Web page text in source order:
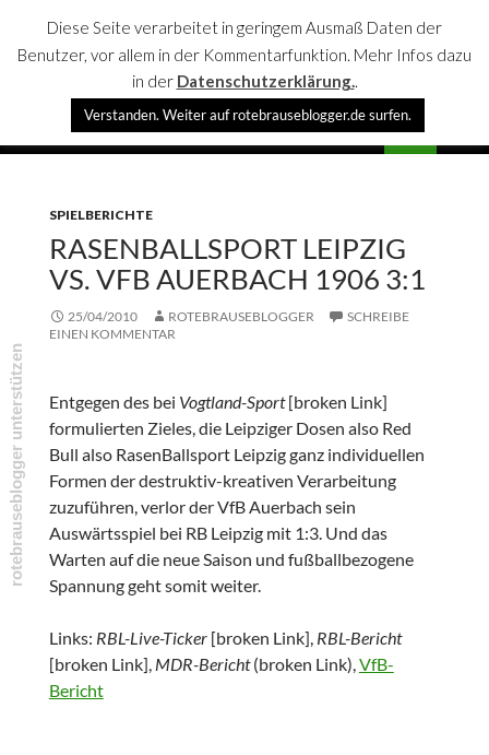
rotebrauseblogger
SPRINGE
SPIELBERICHTE
RASENBALLSPORT LEIPZIG
VS. VFB AUERBACH 1906 3:1
25/04/2010 ROTEBRAUSEBLOGGER
SCHREIBE
EINEN KOMMENTAR
Entgegen des bei Vogtland-Sport[broken Link]
formulierten Zieles, die Leipziger Dosen also Red
Bull also RasenBallsport Leipzig ganz individuellen
Formen der destruktiv-kreativen Verarbeitung
zuzuführen, verlor der VfB Auerbach sein
Auswärtsspiel bei RB Leipzig mit 1:3. Und das
Warten auf die neue Saison und fußballbezogene
Spannung geht somit weiter.
Links: RBL-Live-Ticker[broken Link], RBL-Bericht
[broken Link], MDR-Bericht(broken Link),VfB-
Bericht
Diese Seite verarbeitet in geringem Ausmaß Daten der
Benutzer, vor allem in der Kommentarfunktion. Mehr Infos dazu
in der Datenschutzerklärung..
Verstanden. Weiter auf rotebrauseblogger.de surfen.
rotebrauseblogger unterstützen